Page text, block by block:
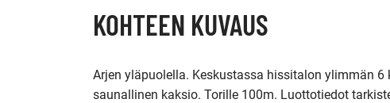
KOHTEEN KUVAUS
Arjen yläpuolella. Keskustassa hissitalon ylimmän 6
saunallinen kaksio. Torille 100m. Luottotiedot